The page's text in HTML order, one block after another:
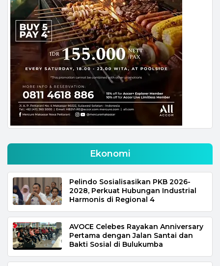
Ekonomi
Pelindo Sosialisasikan PKB 2026-
2028, Perkuat Hubungan Industrial
Harmonis di Regional 4
AVOCE Celebes Rayakan Anniversary
Pertama dengan Jalan Santai dan
Bakti Sosial di Bulukumba